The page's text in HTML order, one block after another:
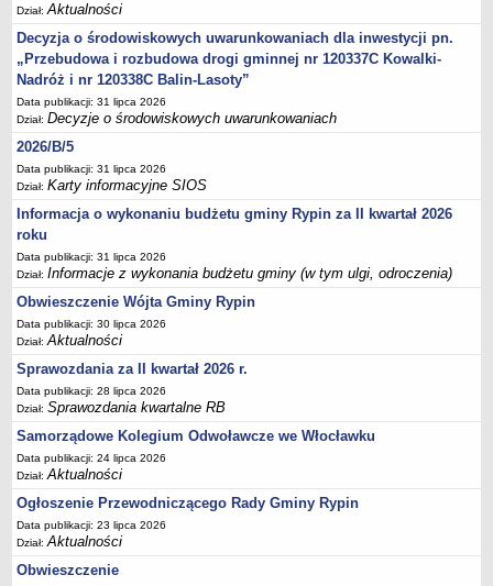
Jednostki organizacyjne, GOPS, Instytucja kultury, OSP
Jednostki pomocnicze - sołectwa
Plan pracy komisji rewizyjnej
Sesje Rady Gminy Rypin
PRAWO LOKALNE
Statut
Strategia rozwoju
Uchwały
Projekty uchwał
Protokoły
Imienne wykazy głosowań radnych
Postać dokumentów
Akty Prawne, Dzienniki Ustaw, Monitory Polskie
Prawo miejscowe
Zarządzenia
Studium uwarunkowań i kierunków zagospodarowania
przestrzennego
Dane przestrzenne - MPZP
Stałe obwody głosowania, numery, granice oraz siedziby
obwodowych komisji wyborczych, opis granic okręgów wyborczych
Plan ogólny gminy Rypin
Dział:Aktualności
Decyzja o środowiskowych uwarunkowaniach dla inwestycji pn.
„Przebudowa i rozbudowa drogi gminnej nr 120337C Kowalki-
Nadróż i nr 120338C Balin-Lasoty”
Data publikacji: 31 lipca 2026
Dział:Decyzje o środowiskowych uwarunkowaniach
2026/B/5
Data publikacji: 31 lipca 2026
Dział:Karty informacyjne SIOS
Informacja o wykonaniu budżetu gminy Rypin za II kwartał 2026
roku
Data publikacji: 31 lipca 2026
Dział:Informacje z wykonania budżetu gminy (w tym ulgi, odroczenia)
Obwieszczenie Wójta Gminy Rypin
Data publikacji: 30 lipca 2026
Dział:Aktualności
Sprawozdania za II kwartał 2026 r.
Data publikacji: 28 lipca 2026
Dział:Sprawozdania kwartalne RB
Samorządowe Kolegium Odwoławcze we Włocławku
Data publikacji: 24 lipca 2026
Dział:Aktualności
Ogłoszenie Przewodniczącego Rady Gminy Rypin
Data publikacji: 23 lipca 2026
Dział:Aktualności
Obwieszczenie